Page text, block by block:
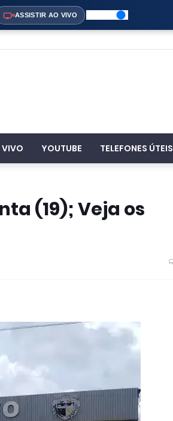
ASSISTIR AO VIVO
YOUTUBE TELEFONES ÚTEIS
(19); Veja os